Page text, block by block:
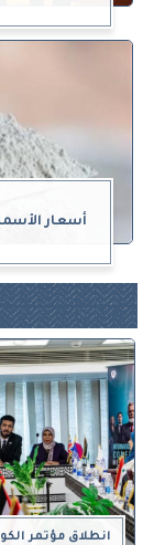
أسعار الأسمنت اليوم
انطلاق مؤتمر